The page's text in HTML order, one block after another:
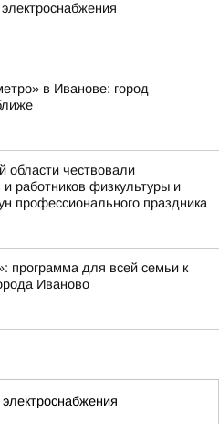
в Иванове: город
области чествовали
и работников физкультуры и
профессионального праздника
программа для всей семьи к
Иваново